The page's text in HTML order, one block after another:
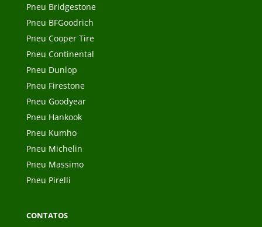
Pneu Bridgestone
Pneu BFGoodrich
Pneu Cooper Tire
Pneu Continental
Pneu Dunlop
Pneu Firestone
Pneu Goodyear
Pneu Hankook
Pneu Kumho
Pneu Michelin
Pneu Massimo
Pneu Pirelli
CONTATOS